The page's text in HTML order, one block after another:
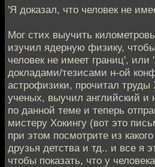
'Я доказал, что человек не
Мог стих выучить
изучил ядерную физику,
человек не имеет границ', или
докладами/тезисами н-ой
астрофизики, прочитал труды
ученых, выучил английский и
по данной теме и теперь
мистеру Хокингу (вот это
при этом посмотрите из
друзья детства и тд.. и все я
чтобы показать, что у